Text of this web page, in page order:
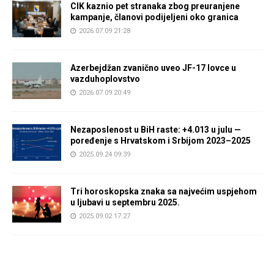
CIK kaznio pet stranaka zbog preuranjene
kampanje, članovi podijeljeni oko granica
2026.07.09 21:28
Azerbejdžan zvanično uveo JF-17 lovce u
vazduhoplovstvo
2026.07.09 20:49
Nezaposlenost u BiH raste: +4.013 u julu —
poređenje s Hrvatskom i Srbijom 2023–2025
2025.09.24 09:39
Tri horoskopska znaka sa najvećim uspjehom
u ljubavi u septembru 2025.
2025.09.02 17:27